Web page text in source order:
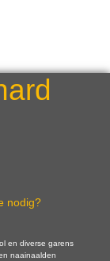
nodig?
en diverse garens
naainaalden